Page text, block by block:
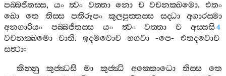
පබ‍්බජිතස‍්ස, යං ත්‍වං වත‍්තා නො ච වචනක‍්ඛමො.එතං
ඛො
තෙ තිස‍්ස පතිරූපං කුලපුත‍්තස‍්ස සද‍්ධා
අගාරස‍්මා
අනගාරියං
පබ‍්බජිතස‍්ස යං ත්‍වං වත‍්තා ච අස‍්සසි4
වචනක‍්ඛමො චාති. ඉදමවොච භගවා -පෙ- එතදවොච
සත්‍ථා:
කින‍්නු
කුජ‍්ඣසි මා කුජ‍්ඣි අක‍්කොධො තිස‍්ස
තෙ